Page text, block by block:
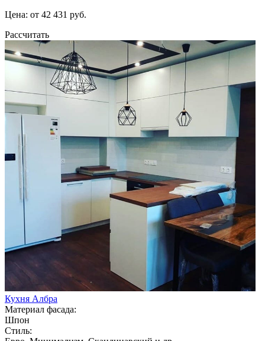
Цена: от 42 431 руб.
Рассчитать
Кухня Албра
Материал фасада:
Шпон
Стиль: